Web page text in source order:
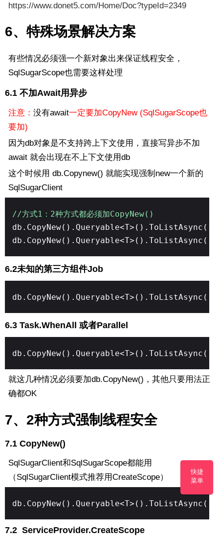
https://www.donet5.com/Home/Doc?typeId=2349
6、特殊场景解决方案
有些情况必须强一个新对象出来保证线程安全，
SqlSugarScope也需要这样处理
6.1 不加Await用异步
注意： 没有await一定要加CopyNew (SqlSugarScope也
要加)
因为db对象是不支持跨上下文使用，直接写异步不加
await 就会出现在不上下文使用db
这个时候用 db.Copynew() 就能实现强制new一个新的
SqlSugarClient
//方式1：2种方式都必须加CopyNew()
db.CopyNew().Queryable<T>().ToListAsync()
db.CopyNew().Queryable<T>().ToListAsync()
6.2未知的第三方组件Job
db.CopyNew().Queryable<T>().ToListAsync()
6.3 Task.WhenAll 或者Parallel
db.CopyNew().Queryable<T>().ToListAsync()
就这几种情况必须要加db.CopyNew()，其他只要用法正
确都OK
7、2种方式强制线程安全
7.1 CopyNew()
SqlSugarClient和SqlSugarScope都能用
（SqlSugarClient模式推荐用CreateScope）
db.CopyNew().Queryable<T>().ToListAsync()
7.2 ServiceProvider.CreateScope
快捷
菜单